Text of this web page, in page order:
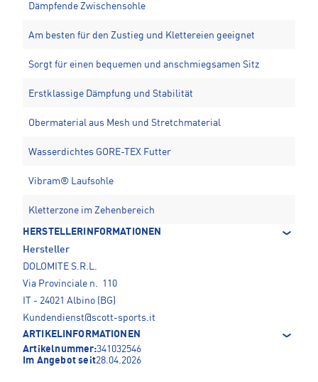
Dämpfende Zwischensohle
Am besten für den Zustieg und Klettereien geeignet
Sorgt für einen bequemen und anschmiegsamen Sitz
Erstklassige Dämpfung und Stabilität
Obermaterial aus Mesh und Stretchmaterial
Wasserdichtes GORE-TEX Futter
Vibram® Laufsohle
Kletterzone im Zehenbereich
HERSTELLERINFORMATIONEN
Hersteller
DOLOMITE S.R.L.
Via Provinciale n. 110
IT - 24021 Albino (BG)
Kundendienst@scott-sports.it
ARTIKELINFORMATIONEN
Artikelnummer:341032546
Im Angebot seit28.04.2026